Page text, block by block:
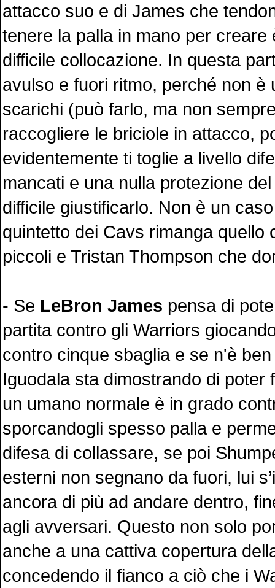
attacco suo e di James che
tenere la palla in mano per creare
difficile collocazione. In questa
avulso e fuori ritmo, perché non è
scarichi (può farlo, ma non
raccogliere le briciole in attacco,
evidentemente ti toglie a livello
mancati e una nulla protezione
difficile giustificarlo. Non è un
quintetto dei Cavs rimanga quello
piccoli e Tristan Thompson che
- Se LeBron James pensa di
partita contro gli Warriors
contro cinque sbaglia e se n'è
Iguodala sta dimostrando di poter
un umano normale è in grado
sporcandogli spesso palla e
difesa di collassare, se poi
esterni non segnano da fuori, lui
ancora di più ad andare dentro,
agli avversari. Questo non solo
anche a una cattiva copertura
concedendo il fianco a ciò che i